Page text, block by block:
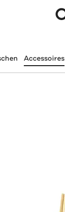
Accessoires